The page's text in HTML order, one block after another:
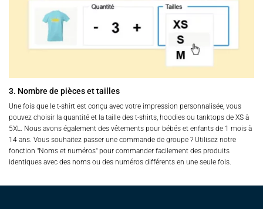
3. Nombre de pièces et tailles
Une fois que le t-shirt est conçu avec votre impression personnalisée, vous
pouvez choisir la quantité et la taille des t-shirts, hoodies ou tanktops de XS à
5XL. Nous avons également des vêtements pour bébés et enfants de 1 mois à
14 ans. Vous souhaitez passer une commande de groupe ? Utilisez notre
fonction "Noms et numéros" pour commander facilement des produits
identiques avec des noms ou des numéros différents en une seule fois.